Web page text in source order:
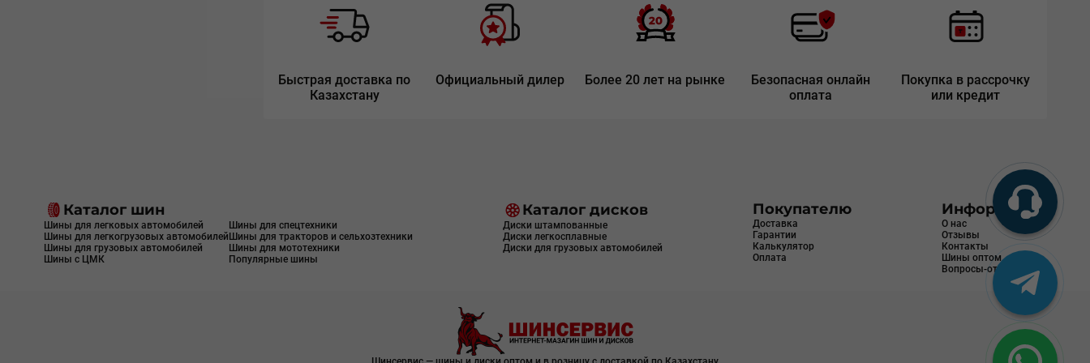
Быстрая доставка по
Казахстану
Официальный дилер Более 20 лет на рынке
Безопасная онлайн
оплата
Покупка в рассрочку
или кредит
Каталог шин
Шины для легковых автомобилей
Шины для легкогрузовых автомобилей
Шины для грузовых автомобилей
Шины с ЦМК
Шины для спецтехники
Шины для тракторов и сельхозтехники
Шины для мототехники
Популярные шины
Каталог дисков
Диски штампованные
Диски легкосплавные
Диски для грузовых автомобилей
Покупателю
Доставка
Гарантии
Калькулятор
Оплата
Информация
О нас
Отзывы
Контакты
Шины оптом
Вопросы-ответы